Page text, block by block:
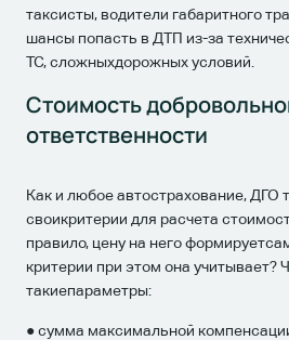
таксисты, водители габаритного
шансы попасть в ДТП из-за
ТС, сложныхдорожных условий.
Стоимость
ответственности
Как и любое автострахование, ДГО
своикритерии для расчета
правило, цену на него
критерии при этом она учитывает?
такиепараметры:
● сумма максимальной